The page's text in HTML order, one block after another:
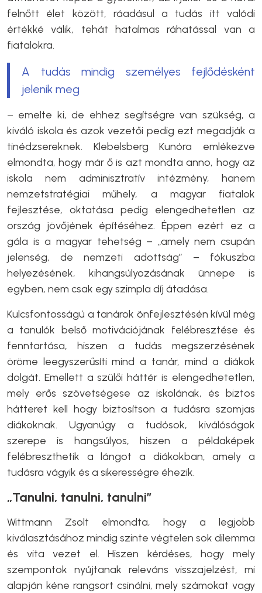
felnőtt élet között, ráadásul a tudás itt valódi
értékké válik, tehát hatalmas ráhatással van a
fiatalokra.
A tudás mindig személyes fejlődésként
jelenik meg
– emelte ki, de ehhez segítségre van szükség, a
kiváló iskola és azok vezetői pedig ezt megadják a
tinédzsereknek. Klebelsberg Kunóra emlékezve
elmondta, hogy már ő is azt mondta anno, hogy az
iskola nem adminisztratív intézmény, hanem
nemzetstratégiai műhely, a magyar fiatalok
fejlesztése, oktatása pedig elengedhetetlen az
ország jövőjének építéséhez. Éppen ezért ez a
gála is a magyar tehetség – „amely nem csupán
jelenség, de nemzeti adottság” – fókuszba
helyezésének, kihangsúlyozásának ünnepe is
egyben, nem csak egy szimpla díj átadása.
Kulcsfontosságú a tanárok önfejlesztésén kívül még
a tanulók belső motivációjának felébresztése és
fenntartása, hiszen a tudás megszerzésének
öröme leegyszerűsíti mind a tanár, mind a diákok
dolgát. Emellett a szülői háttér is elengedhetetlen,
mely erős szövetségese az iskolának, és biztos
hátteret kell hogy biztosítson a tudásra szomjas
diákoknak. Ugyanúgy a tudósok, kiválóságok
szerepe is hangsúlyos, hiszen a példaképek
felébreszthetik a lángot a diákokban, amely a
tudásra vágyik és a sikerességre éhezik.
„Tanulni, tanulni, tanulni”
Wittmann Zsolt elmondta, hogy a legjobb
kiválasztásához mindig szinte végtelen sok dilemma
és vita vezet el. Hiszen kérdéses, hogy mely
szempontok nyújtanak releváns visszajelzést, mi
alapján kéne rangsort csinálni, mely számokat vagy